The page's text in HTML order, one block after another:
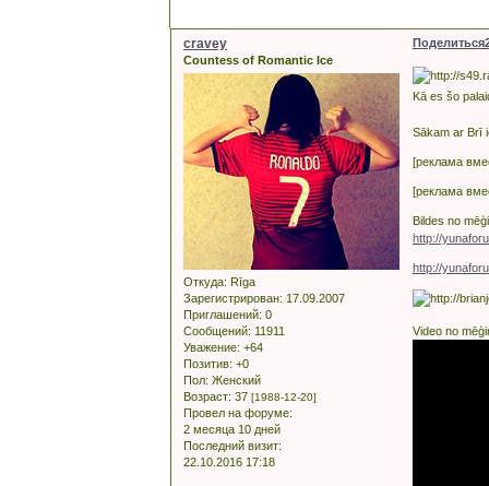
Поделиться
cravey
Countess of Romantic Ice
Откуда: Rīga
Зарегистрирован: 17.09.2007
Приглашений: 0
Сообщений: 11911
Уважение: +64
Позитив: +0
Пол: Женский
Возраст: 37 [1988-12-20]
Провел на форуме:
2 месяца 10 дней
Последний визит:
22.10.2016 17:18
Kā es šo
Sākam ar Brī
[реклама
[реклама
Bildes no
http://
http://
Video no